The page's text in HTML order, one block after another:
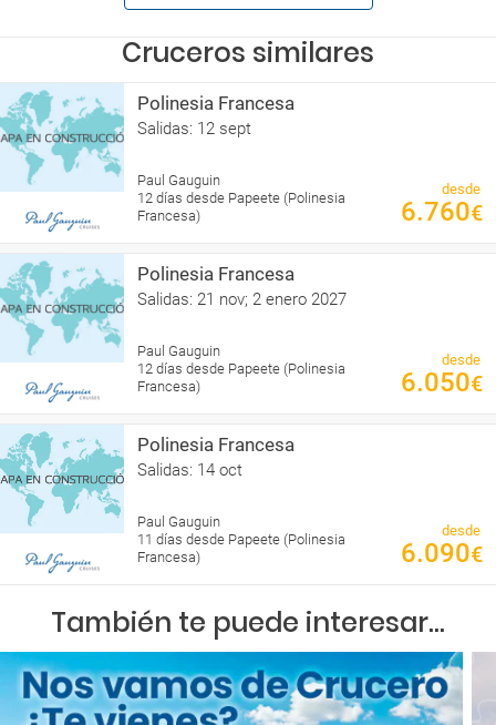
Cruceros similares
Polinesia Francesa
Salidas: 12 sept
Paul Gauguin
12 días desde Papeete (Polinesia
Francesa)
desde
6.760€
Polinesia Francesa
Salidas: 21 nov; 2 enero 2027
Paul Gauguin
12 días desde Papeete (Polinesia
Francesa)
desde
6.050€
Polinesia Francesa
Salidas: 14 oct
Paul Gauguin
11 días desde Papeete (Polinesia
Francesa)
desde
6.090€
También te puede interesar...